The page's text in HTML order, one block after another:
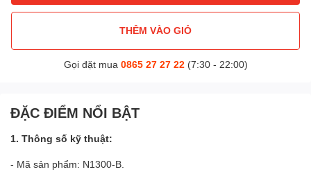
THÊM VÀO GIỎ
Gọi đặt mua 0865 27 27 22(7:30 - 22:00)
ĐẶC ĐIỂM NỔI BẬT
1. Thông số kỹ thuật:
- Mã sản phẩm: N1300-B.